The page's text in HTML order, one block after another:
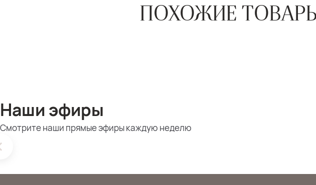
ПОХОЖИЕ
Наши эфиры
Смотрите наши прямые эфиры каждую неделю